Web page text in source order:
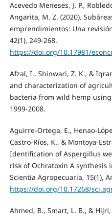
Acevedo Meneses, J. P.,
Angarita, M. Z. (2020).
emprendimientos: Una
42(1), 249-268.
https://doi.org/10.17981/
Afzal, I., Shinwari, Z. K., &
and characterization of
bacte­ria from wild hemp using
1999-2008.
Aguirre-Ortega, E., Henao-
Castro-Ríos, K., & Montoya-
Identification of Aspergillus
risk of Ochratoxin A synthesis
Scientia Agropecuaria, 15(1),
https://doi.org/10.17268/
Ahmed, B., Smart, L. B., &